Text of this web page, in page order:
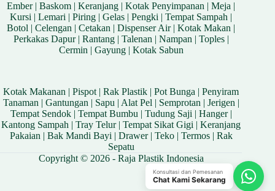
Ember|Baskom |Keranjang |Kotak Penyimpanan |Meja |
Kursi |Lemari |Piring |Gelas |Pengki |Tempat Sampah |
Botol |Celengan |Cetakan |Dispenser Air|Kotak Makan |
Perkakas Dapur| Rantang| Talenan| Nampan| Toples|
Cermin| Gayung| Kotak Sabun
Kotak Makanan |Pispot|Rak Plastik |Pot Bunga |Penyiram
Tanaman| Gantungan| Sapu| Alat Pel| Semprotan| Jerigen|
Tempat Sendok| Tempat Bumbu| Tudung Saji| Hanger|
Kantong Sampah |Tray Telur|Tempat Sikat Gigi |Keranjang
Pakaian| Bak Mandi Bayi| Drawer| Teko| Termos| Rak
Sepatu
Copyright © 2026 - Raja Plastik Indonesia
Konsultasi dan Pemesanan
Chat Kami Sekarang